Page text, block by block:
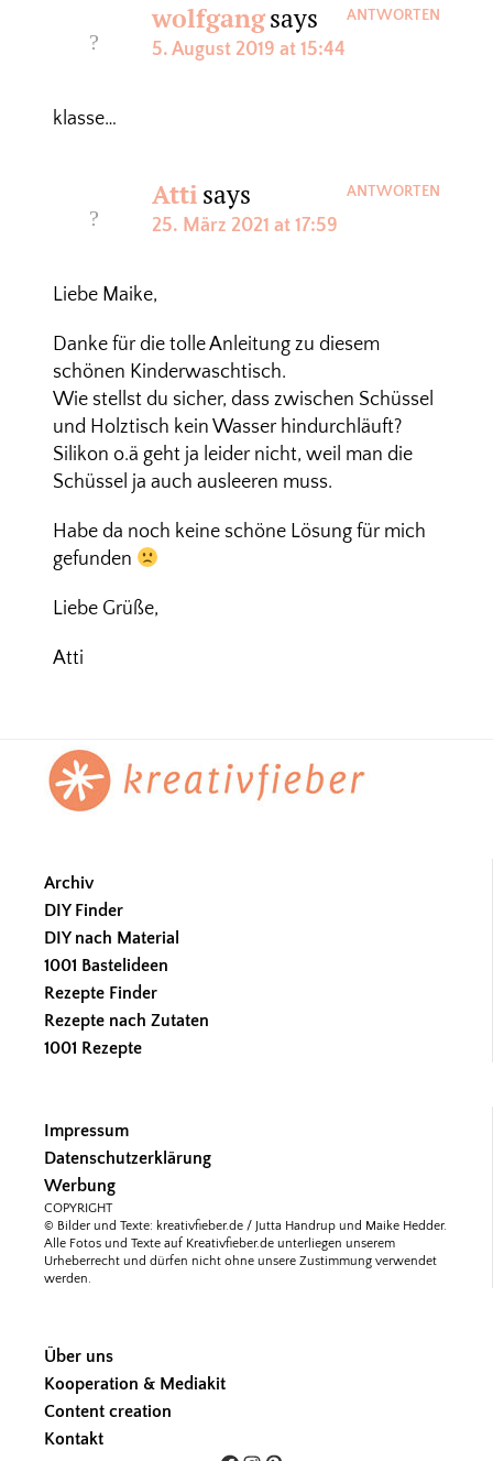
wolfgangsays
5. August 2019 at 15:44
klasse…
ANTWORTEN
Attisays
25. März 2021 at 17:59
Liebe Maike,
Danke für die tolle Anleitung zu diesem
schönen Kinderwaschtisch.
Wie stellst du sicher, dass zwischen Schüssel
und Holztisch kein Wasser hindurchläuft?
Silikon o.ä geht ja leider nicht, weil man die
Schüssel ja auch ausleeren muss.
Habe da noch keine schöne Lösung für mich
gefunden
Liebe Grüße,
Atti
ANTWORTEN
Footer
Archiv
DIY Finder
DIY nach Material
1001 Bastelideen
Rezepte Finder
Rezepte nach Zutaten
1001 Rezepte
Impressum
Datenschutzerklärung
Werbung
COPYRIGHT
© Bilder und Texte: kreativfieber.de / Jutta Handrup und Maike Hedder.
Alle Fotos und Texte auf Kreativfieber.de unterliegen unserem
Urheberrecht und dürfen nicht ohne unsere Zustimmung verwendet
werden.
Über uns
Kooperation & Mediakit
Content creation
Kontakt